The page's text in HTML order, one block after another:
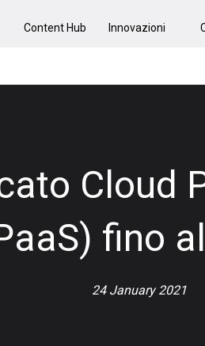
Content Hub Innovazioni
Cloud
fino
24 January 2021